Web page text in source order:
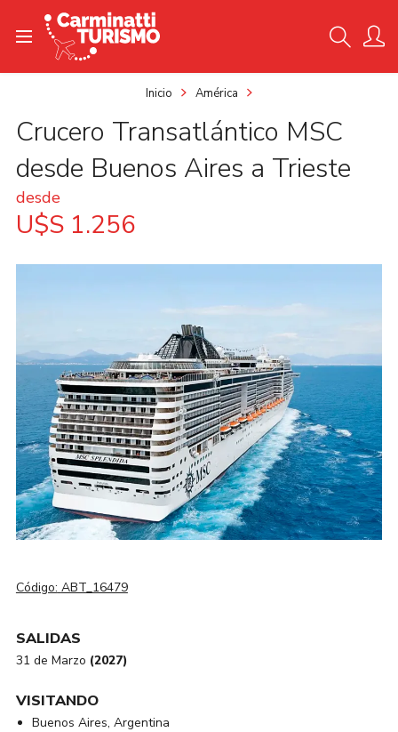
Inicio América
Crucero Transatlántico MSC
desde Buenos Aires a Trieste
desde
U$S 1.256
Código: ABT_16479
SALIDAS
31 de Marzo (2027)
VISITANDO
Buenos Aires, Argentina